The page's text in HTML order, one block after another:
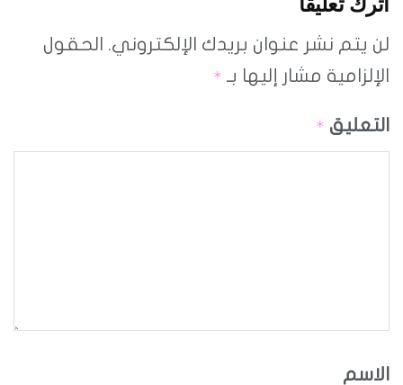
لن يتم نشر عنوان بريدك الإلكتروني. الحقول
الإلزامية مشار إليها بـ *
التعليق *
الاسم